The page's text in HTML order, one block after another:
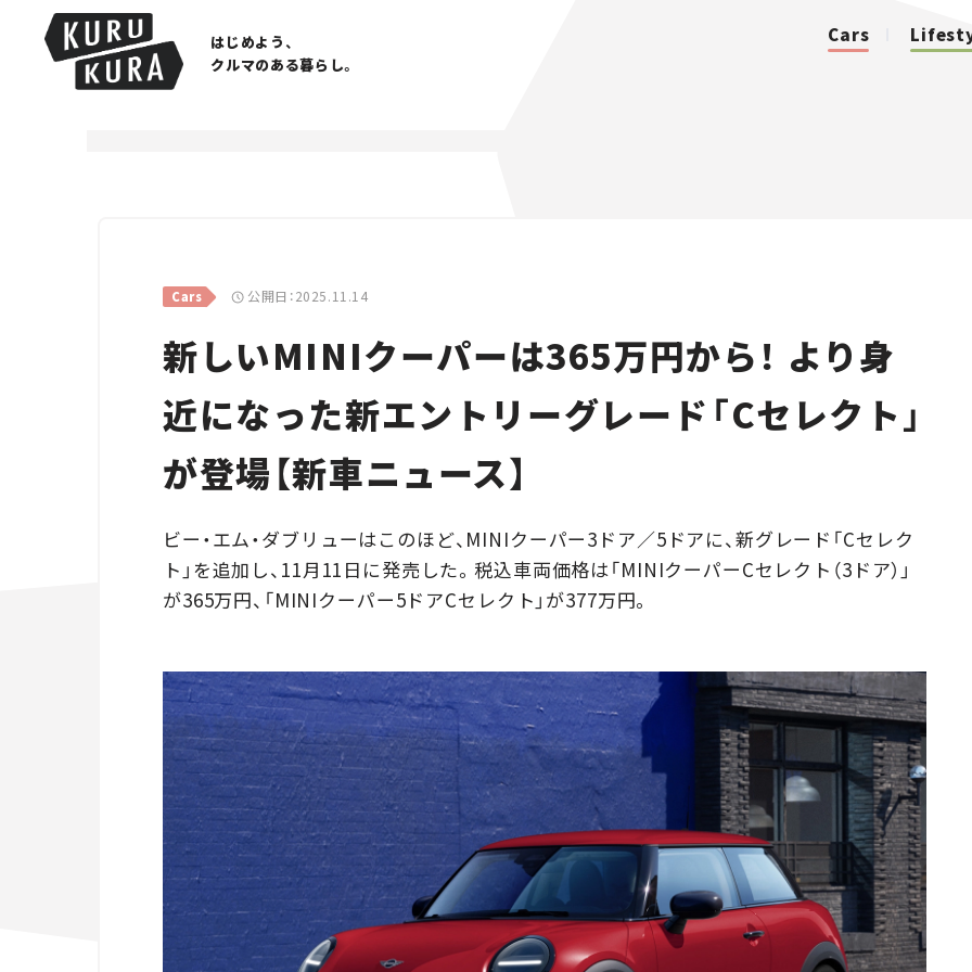
はじめよう、
クルマのある暮らし。
Cars
Cars 公開日：2025.11.14
新しいMINIクーパーは365万円から！ より身
近になった新エントリーグレード「Cセレクト」
が登場【新車ニュース】
ビー・エム・ダブリューはこのほど、MINIクーパー3ドア／5ドアに、新グレード「Cセレク
ト」を追加し、11月11日に発売した。税込車両価格は「MINIクーパーCセレクト（3ドア）」
が365万円、「MINIクーパー5ドアCセレクト」が377万円。
Traffic
Special